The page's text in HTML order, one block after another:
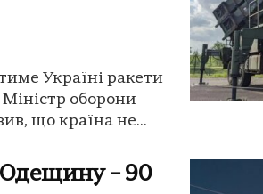
Україні ракети
оборони
що країна не...
– 90